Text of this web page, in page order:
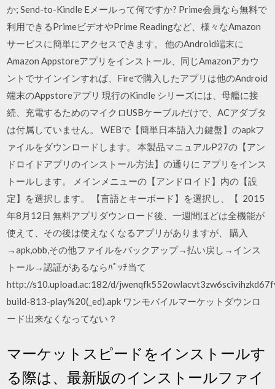
か; Send-to-Kindle Eメールって何ですか? Prime会員なら無料で
利用できるPrimeビデオやPrime Readingなど、様々なAmazon
サービスに簡単にアクセスできます。 他のAndroid端末に
Amazon Appstoreアプリをインストール、同じAmazonアカウ
ントでサインインすれば、Fireで購入したアプリは他のAndroid
端末のAppstoreアプリ 現行のKindle シリーズには、母艦に接
続、充電するためのマイクロUSBケーブルだけで、ACアダプタ
は付属していません。 WEBで【簡単日本語入力鍵盤】のapkフ
ァイルをダウンロードします。 本製品マニュアルP27の【アン
ドロイドアプリのインストール方法】の通りに アプリをインス
トールします。 メインメニューの【アンドロイド】内の【設
定】を選択します。 【言語とキーボード】を選択し、【 2015
年8月12日 無料アプリダウンロード後、一週間ほどは全機能が
使えて、その後は使えなくなるアプリがありますが、 購入
→apk,obb,その他ファイルをバックアップ→払い戻し→インス
トール→認証があるならﾊﾟｯﾁ当て
http://s10.upload.ac:182/d/
build-813-play%20(_ed).apk ワンモバイルマーケットダウンロ
ード出来なくなってない？
マーケットスピードをインストールす
る際は、最新版のインストールファイ